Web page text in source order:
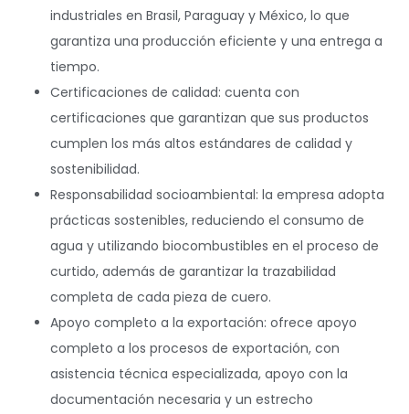
industriales en Brasil, Paraguay y México, lo que
garantiza una producción eficiente y una entrega a
tiempo.
Certificaciones de calidad: cuenta con
certificaciones que garantizan que sus productos
cumplen los más altos estándares de calidad y
sostenibilidad.
Responsabilidad socioambiental: la empresa adopta
prácticas sostenibles, reduciendo el consumo de
agua y utilizando biocombustibles en el proceso de
curtido, además de garantizar la trazabilidad
completa de cada pieza de cuero.
Apoyo completo a la exportación: ofrece apoyo
completo a los procesos de exportación, con
asistencia técnica especializada, apoyo con la
documentación necesaria y un estrecho